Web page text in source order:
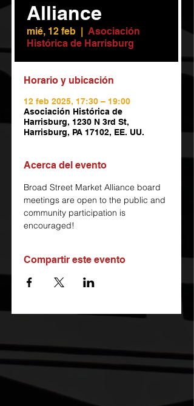
Alliance
mié, 12 feb
  |
Asociación
Histórica de Harrisburg
Horario y ubicación
12 feb 2025, 17:30 – 19:00
Asociación Histórica de
Harrisburg, 1230 N 3rd St,
Harrisburg, PA 17102, EE. UU.
Acerca del evento
Broad Street Market Alliance board
meetings are open to the public and
community participation is
encouraged!
Compartir este evento